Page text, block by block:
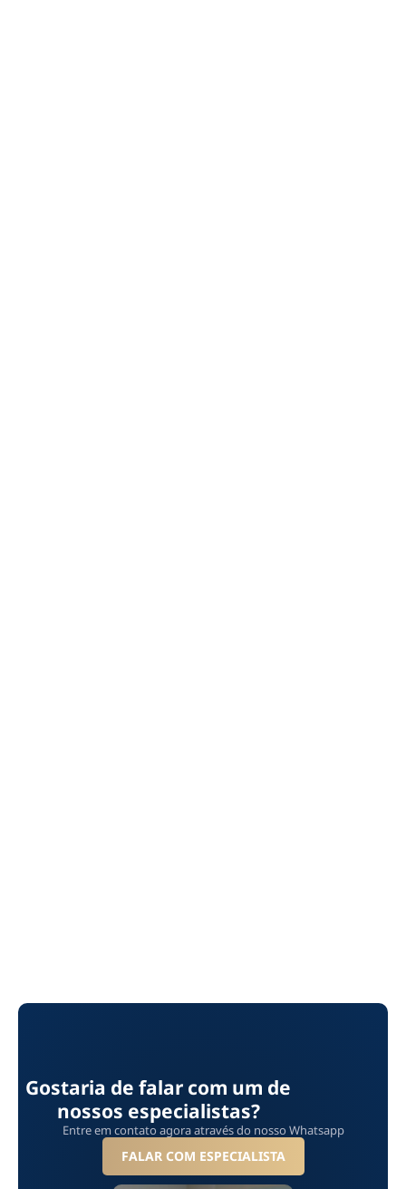
Gostaria de falar com um de
nossos especialistas?
Entre em contato agora através do nosso Whatsapp
FALAR COM ESPECIALISTA